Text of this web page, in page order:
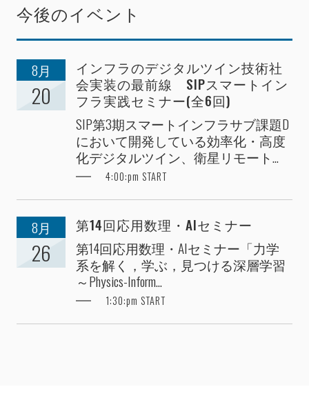
今後のイベント
8月
20
インフラのデジタルツイン技術社
会実装の最前線 SIPスマートイン
フラ実践セミナー(全6回)
SIP第3期スマートインフラサブ課題D
において開発している効率化・高度
化デジタルツイン、衛星リモート...
4:00:pm START
8月
26
第14回応用数理・AIセミナー
第14回応用数理・AIセミナー「力学
系を解く，学ぶ，見つける深層学習
～Physics-Inform...
1:30:pm START